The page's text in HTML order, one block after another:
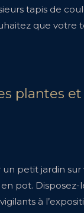
tapis de
que
plantes
petit jardin
pot.
à